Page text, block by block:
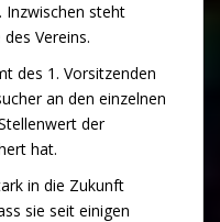
. Inzwischen steht
Vereins.
des 1. Vorsitzenden
an den einzelnen
der
hat.
in die Zukunft
sie seit einigen